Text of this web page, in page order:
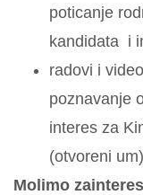
poticanje
kandidata i
radovi i
poznavanje
interes za
(otvoreni
Molimo